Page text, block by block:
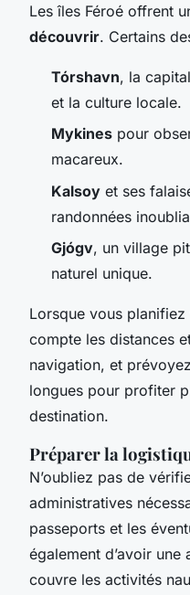
Les îles Féroé offrent
découvrir. Certains
Tórshavn, la
et la culture locale.
Mykines pour
macareux.
Kalsoy et ses
randonnées
Gjógv, un village
naturel unique.
Lorsque vous
compte les distances
navigation, et
longues pour profiter
destination.
Préparer la
N’oubliez pas de
administratives
passeports et les
également d’avoir
couvre les activités